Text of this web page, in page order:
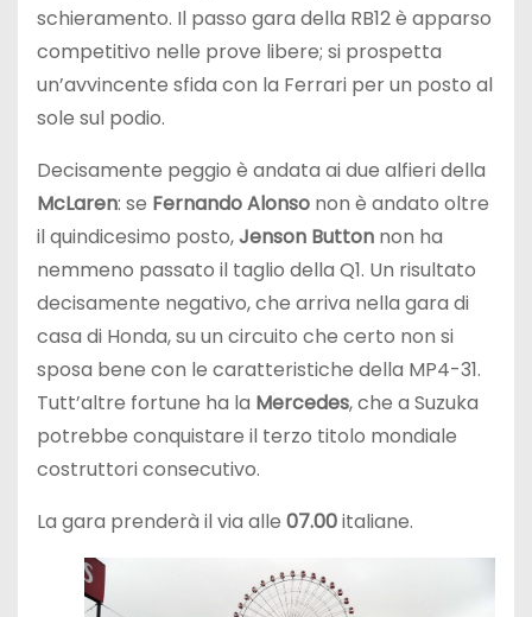
schieramento. Il passo gara della RB12 è apparso
competitivo nelle prove libere; si prospetta
un’avvincente sfida con la Ferrari per un posto al
sole sul podio.
Decisamente peggio è andata ai due alfieri della
McLaren: se Fernando Alonso non è andato oltre
il quindicesimo posto,Jenson Button non ha
nemmeno passato il taglio della Q1. Un risultato
decisamente negativo, che arriva nella gara di
casa di Honda, su un circuito che certo non si
sposa bene con le caratteristiche della MP4-31.
Tutt’altre fortune ha la Mercedes, che a Suzuka
potrebbe conquistare il terzo titolo mondiale
costruttori consecutivo.
La gara prenderà il via alle 07.00italiane.